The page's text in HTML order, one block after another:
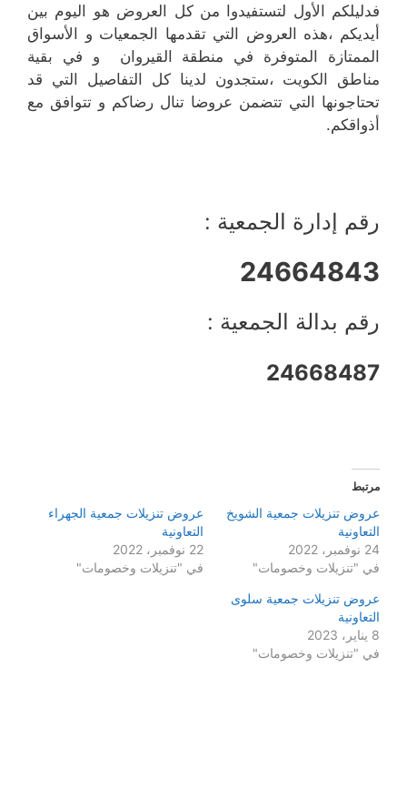
فدليلكم الأول لتستفيدوا من كل العروض هو اليوم بين
أيديكم ،هذه العروض التي تقدمها الجمعيات و الأسواق
الممتازة المتوفرة في منطقة القيروان و في بقية
مناطق الكويت ،ستجدون لدينا كل التفاصيل التي قد
تحتاجونها التي تتضمن عروضا تنال رضاكم و تتوافق مع
أذواقكم.
رقم إدارة الجمعية :
24664843
رقم بدالة الجمعية :
24668487
مرتبط
عروض تنزيلات جمعية الشويخ
التعاونية
24 نوفمبر، 2022
في "تنزيلات وخصومات"
عروض تنزيلات جمعية الجهراء
التعاونية
22 نوفمبر، 2022
في "تنزيلات وخصومات"
عروض تنزيلات جمعية سلوى
التعاونية
8 يناير، 2023
في "تنزيلات وخصومات"